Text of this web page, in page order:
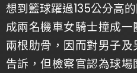
想到籃球躍過135公分高
成兩名機車女騎士撞成
兩根肋骨，因而對男子
告訴，但檢察官認為球